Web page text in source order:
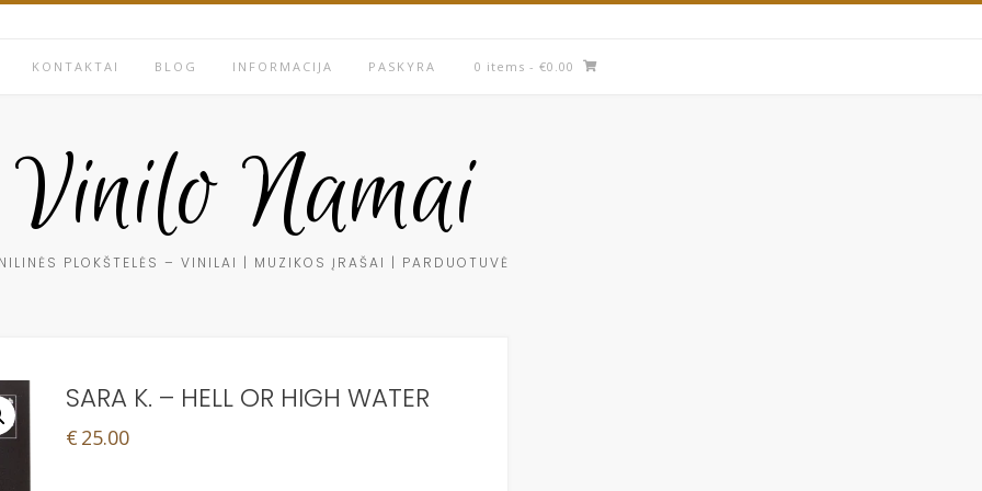
KONTAKTAI BLOG INFORMACIJA PASKYRA 0 items - €0.00
Vinilo Namai
PLOKŠTELĖS – VINILAI | MUZIKOS ĮRAŠAI | PARDUOTUVĖ
SARA K. ‎– HELL OR HIGH WATER
€ 25.00